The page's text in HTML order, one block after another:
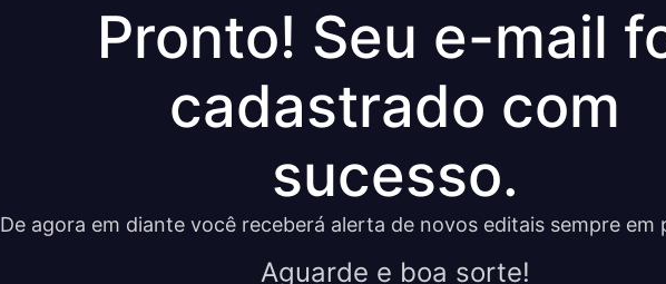
Pronto! Seu e-mail
cadastrado com
sucesso.
De agora em diante você receberá alerta de novos editais sempre em
Aguarde e boa sorte!